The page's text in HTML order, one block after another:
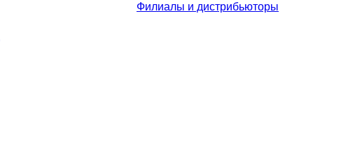
Филиалы и дистрибьюторы